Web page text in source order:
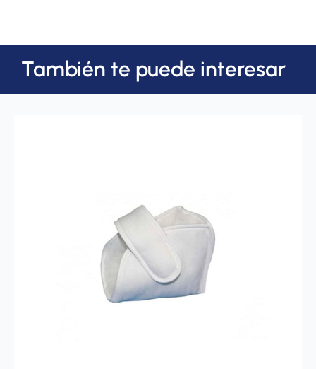
También te puede interesar